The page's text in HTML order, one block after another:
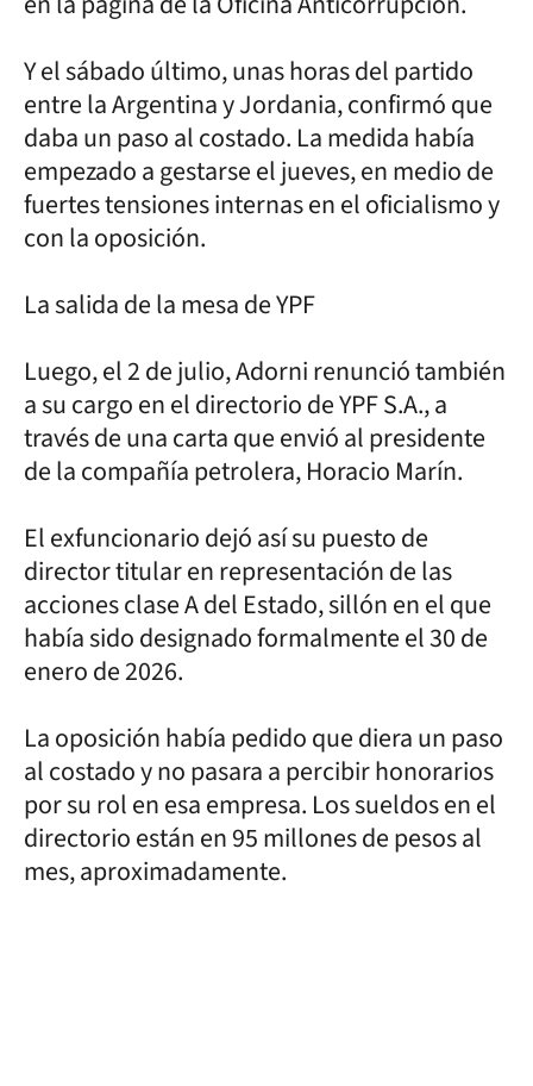
Y el sábado último, unas horas del partido
entre la Argentina y Jordania, confirmó que
daba un paso al costado. La medida había
empezado a gestarse el jueves, en medio de
fuertes tensiones internas en el oficialismo y
con la oposición.
La salida de la mesa de YPF
Luego, el 2 de julio, Adorni renunció también
a su cargo en el directorio de YPF S.A., a
través de una carta que envió al presidente
de la compañía petrolera, Horacio Marín.
El exfuncionario dejó así su puesto de
director titular en representación de las
acciones clase A del Estado, sillón en el que
había sido designado formalmente el 30 de
enero de 2026.
La oposición había pedido que diera un paso
al costado y no pasara a percibir honorarios
por su rol en esa empresa. Los sueldos en el
directorio están en 95 millones de pesos al
mes, aproximadamente.